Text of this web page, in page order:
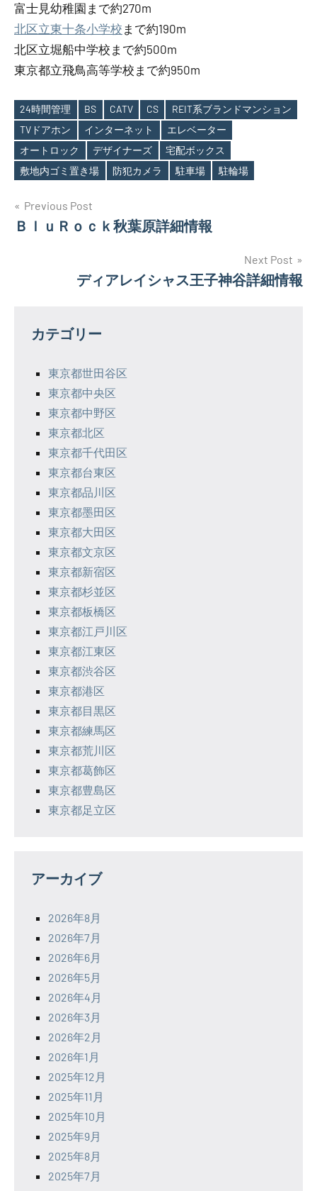
富士見幼稚園まで約270m
北区立東十条小学校 まで約190m
北区立堀船中学校まで約500m
東京都立飛鳥高等学校まで約950m
Tags
24時間管理 BS CATV CS
REIT系ブランドマンション
TVドアホン
インターネット
エレベーター
オートロック
デザイナーズ
宅配ボックス
敷地内ゴミ置き場
防犯カメラ 駐車場 駐輪場
投
稿
ー
Previous Post
ＢｌｕＲｏｃｋ秋葉原詳細情報
Next Post
ディアレイシャス王子神谷詳細情報
カテゴリー
東京都世田谷区
東京都中央区
東京都中野区
東京都北区
東京都千代田区
東京都台東区
東京都品川区
東京都墨田区
東京都大田区
東京都文京区
東京都新宿区
東京都杉並区
東京都板橋区
東京都江戸川区
東京都江東区
東京都渋谷区
東京都港区
東京都目黒区
東京都練馬区
東京都荒川区
東京都葛飾区
東京都豊島区
東京都足立区
アーカイブ
2026年8月
2026年7月
2026年6月
2026年5月
2026年4月
2026年3月
2026年2月
2026年1月
2025年12月
2025年11月
2025年10月
2025年9月
2025年8月
2025年7月